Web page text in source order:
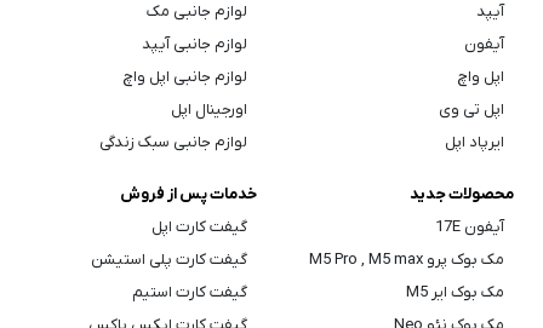
آیپد
آیفون
اپل واچ
اپل تی وی
ایرپاد اپل
لوازم جانبی مک
لوازم جانبی آیپد
لوازم جانبی اپل واچ
اورجینال اپل
لوازم جانبی سبک زندگی
محصولات جدید
آیفون 17E
مک بوک پرو M5 Pro , M5 max
مک بوک ایر M5
خدمات پس از فروش
گیفت کارت اپل
گیفت کارت پلی استیشن
گیفت کارت استیم